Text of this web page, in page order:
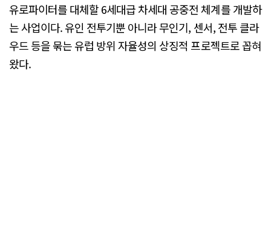
유로파이터를 대체할 6세대급 차세대 공중전 체계를 개발하
는 사업이다. 유인 전투기뿐 아니라 무인기, 센서, 전투 클라
우드 등을 묶는 유럽 방위 자율성의 상징적 프로젝트로 꼽혀
왔다.